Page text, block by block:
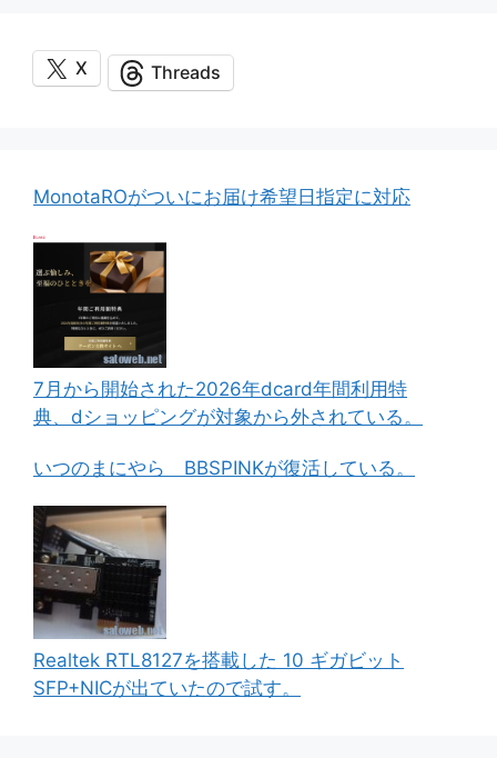
X Threads
MonotaROがついにお届け希望日指定に対応
7月から開始された2026年dcard年間利用特
典、dショッピングが対象から外されている。
いつのまにやら BBSPINKが復活している。
Realtek RTL8127を搭載した 10 ギガビット
SFP+NICが出ていたので試す。